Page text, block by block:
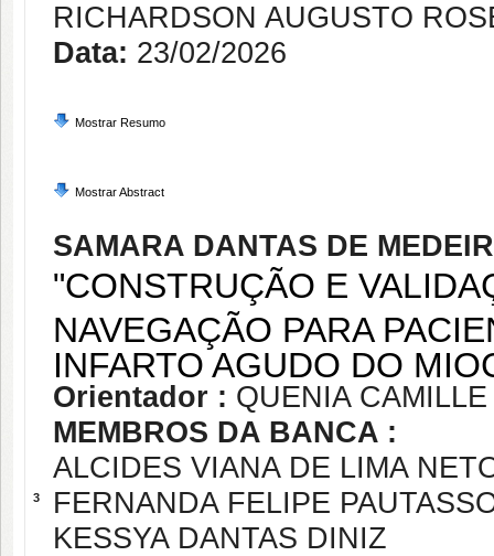
RICHARDSON AUGUSTO
Data: 23/02/2026
Mostrar Resumo
Mostrar Abstract
3
SAMARA DANTAS DE
"CONSTRUÇÃO E
NAVEGAÇÃO PARA
INFARTO AGUDO DO
Orientador : QUENIA
MEMBROS DA BANCA :
ALCIDES VIANA DE LIMA
FERNANDA FELIPE
KESSYA DANTAS DINIZ